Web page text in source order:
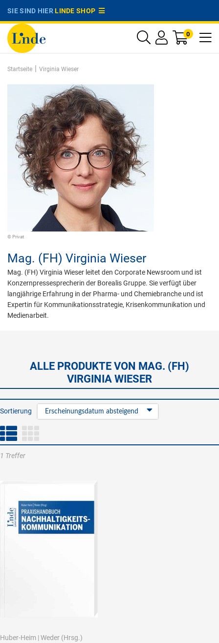
SIE SIND HIERLINDE SHOP
0
Startseite | Virginia Wieser
© Privat
Mag. (FH) Virginia Wieser
Mag. (FH) Virginia Wieser leitet den Corporate Newsroom und ist
Konzernpressesprecherin der Borealis Gruppe. Sie verfügt über
langjährige Erfahrung in der Pharma- und Chemiebranche und ist
Expertin für Kommunikationsstrategie, Krisenkommunikation und
Medienarbeit.
ALLE PRODUKTE VON MAG. (FH)
VIRGINIA WIESER
Sortierung Erscheinungsdatum absteigend
1 Treffer
Huber-Heim | Weder (Hrsg.)